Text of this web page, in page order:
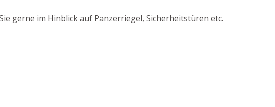
gerne im Hinblick auf Panzerriegel, Sicherheitstüren etc.